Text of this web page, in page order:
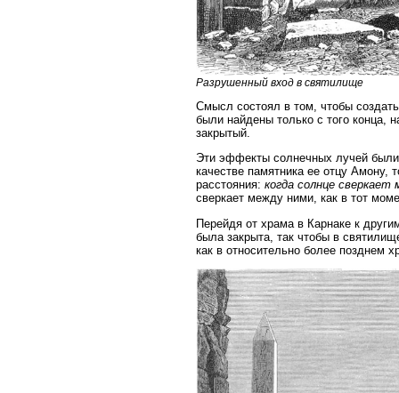
Разрушенный вход в святилище
Смысл состоял в том, чтобы
были найдены только с того конца,
закрытый.
Эти эффекты солнечных лучей были
качестве памятника ее отцу Амону,
расстояния: когда солнце сверкает
сверкает между ними, как в тот
Перейдя от храма в Карнаке к
была закрыта, так чтобы в
как в относительно более позднем